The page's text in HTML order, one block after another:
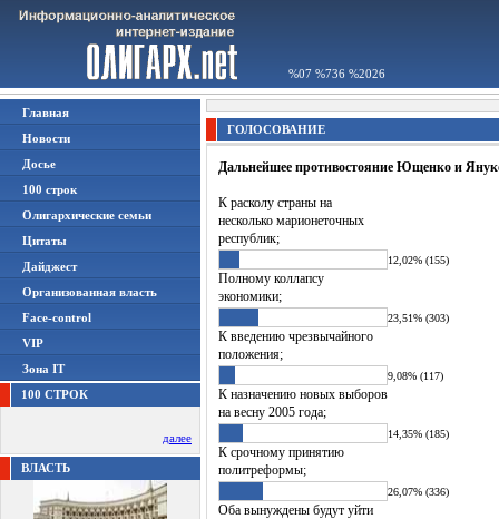
%07 %736 %2026
Главная
Новости
Досье
100 строк
Олигархические семьи
Цитаты
Дайджест
Организованная власть
Face-control
VIP
Зона IT
100 СТРОК
далее
ВЛАСТЬ
ГОЛОСОВАНИЕ
Дальнейшее противостояние Ющенко и
К расколу страны на
несколько марионеточных
республик;
12,02% (155)
Полному коллапсу
экономики;
23,51% (303)
К введению чрезвычайного
положения;
9,08% (117)
К назначению новых выборов
на весну 2005 года;
14,35% (185)
К срочному принятию
политреформы;
26,07% (336)
Оба вынуждены будут уйти